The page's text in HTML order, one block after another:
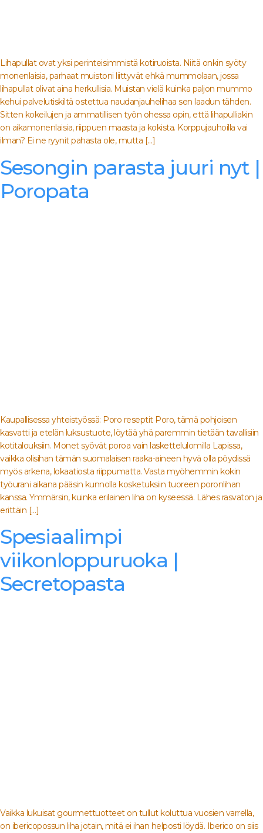
Lihapullat ovat yksi perinteisimmistä kotiruoista. Niitä onkin syöty
monenlaisia, parhaat muistoni liittyvät ehkä mummolaan, jossa
lihapullat olivat aina herkullisia. Muistan vielä kuinka paljon mummo
kehui palvelutiskiltä ostettua naudanjauhelihaa sen laadun tähden.
Sitten kokeilujen ja ammatillisen työn ohessa opin, että lihapulliakin
on aikamonenlaisia, riippuen maasta ja kokista. Korppujauhoilla vai
ilman? Ei ne ryynit pahasta ole, mutta […]
Sesongin parasta juuri nyt |
Poropata
Kaupallisessa yhteistyössä: Poro reseptit Poro, tämä pohjoisen
kasvatti ja etelän luksustuote, löytää yhä paremmin tietään tavallisiin
kotitalouksiin. Monet syövät poroa vain laskettelulomilla Lapissa,
vaikka olisihan tämän suomalaisen raaka-aineen hyvä olla pöydissä
myös arkena, lokaatiosta riippumatta. Vasta myöhemmin kokin
työurani aikana pääsin kunnolla kosketuksiin tuoreen poronlihan
kanssa. Ymmärsin, kuinka erilainen liha on kyseessä. Lähes rasvaton ja
erittäin […]
Spesiaalimpi
viikonloppuruoka |
Secretopasta
Vaikka lukuisat gourmettuotteet on tullut koluttua vuosien varrella,
on ibericopossun liha jotain, mitä ei ihan helposti löydä. Iberico on siis